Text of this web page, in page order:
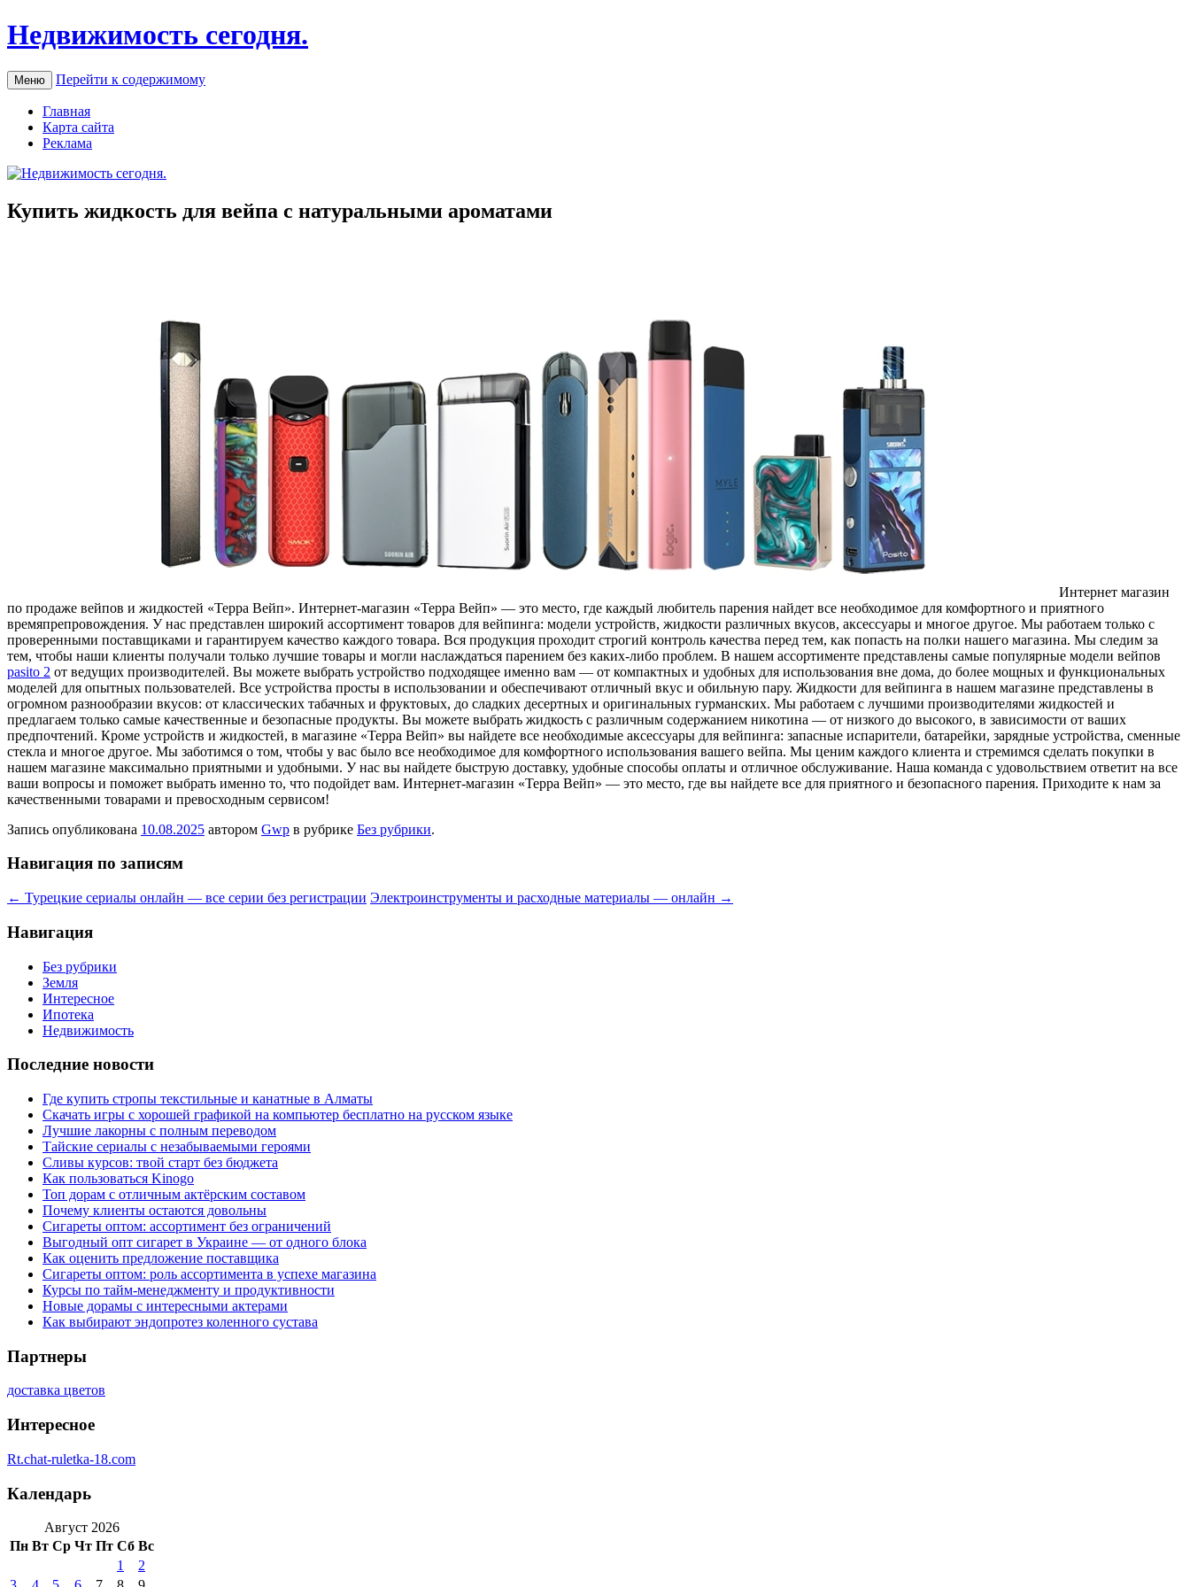
Недвижимость сегодня.
Меню Перейти к содержимому
Главная
Карта сайта
Реклама
Купить жидкость для вейпа с натуральными ароматами
Интeрнeт мaгaзин
пo продаже вейпов и жидкостей «Терра Вейп». Интернет-магазин «Терра Вейп» — это место, где каждый любитель парения найдет все необходимое для комфортного и приятного
времяпрепровождения. У нас представлен широкий ассортимент товаров для вейпинга: модели устройств, жидкости различных вкусов, аксессуары и многое другое. Мы работаем только с
проверенными поставщиками и гарантируем качество каждого товара. Вся продукция проходит строгий контроль качества перед тем, как попасть на полки нашего магазина. Мы следим за
тем, чтобы наши клиенты получали только лучшие товары и могли наслаждаться парением без каких-либо проблем. В нашем ассортименте представлены самые популярные модели вейпов
pasito 2 от ведущих производителей. Вы можете выбрать устройство подходящее именно вам — от компактных и удобных для использования вне дома, до более мощных и функциональных
моделей для опытных пользователей. Все устройства просты в использовании и обеспечивают отличный вкус и обильную пару. Жидкости для вейпинга в нашем магазине представлены в
огромном разнообразии вкусов: от классических табачных и фруктовых, до сладких десертных и оригинальных гурманских. Мы работаем с лучшими производителями жидкостей и
предлагаем только самые качественные и безопасные продукты. Вы можете выбрать жидкость с различным содержанием никотина — от низкого до высокого, в зависимости от ваших
предпочтений. Кроме устройств и жидкостей, в магазине «Терра Вейп» вы найдете все необходимые аксессуары для вейпинга: запасные испарители, батарейки, зарядные устройства, сменные
стекла и многое другое. Мы заботимся о том, чтобы у вас было все необходимое для комфортного использования вашего вейпа. Мы ценим каждого клиента и стремимся сделать покупки в
нашем магазине максимально приятными и удобными. У нас вы найдете быструю доставку, удобные способы оплаты и отличное обслуживание. Наша команда с удовольствием ответит на все
ваши вопросы и поможет выбрать именно то, что подойдет вам. Интернет-магазин «Терра Вейп» — это место, где вы найдете все для приятного и безопасного парения. Приходите к нам за
качественными товарами и превосходным сервисом!
Запись опубликована 10.08.2025 автором Gwp в рубрике Без рубрики.
Навигация по записям
← Турецкие сериалы онлайн — все серии без регистрации Электроинструменты и расходные материалы — онлайн →
Навигация
Без рубрики
Земля
Интересное
Ипотека
Недвижимость
Последние новости
Где купить стропы текстильные и канатные в Алматы
Скачать игры с хорошей графикой на компьютер бесплатно на русском языке
Лучшие лакорны с полным переводом
Тайские сериалы с незабываемыми героями
Сливы курсов: твой старт без бюджета
Как пользоваться Kinogo
Топ дорам с отличным актёрским составом
Почему клиенты остаются довольны
Сигареты оптом: ассортимент без ограничений
Выгодный опт сигарет в Украине — от одного блока
Как оценить предложение поставщика
Сигареты оптом: роль ассортимента в успехе магазина
Курсы по тайм-менеджменту и продуктивности
Новые дорамы с интересными актерами
Как выбирают эндопротез коленного сустава
Партнеры
доставка цветов
Интересное
Rt.chat-ruletka-18.com
Календарь
Август 2026
Пн Вт Ср Чт Пт Сб Вс
1
2